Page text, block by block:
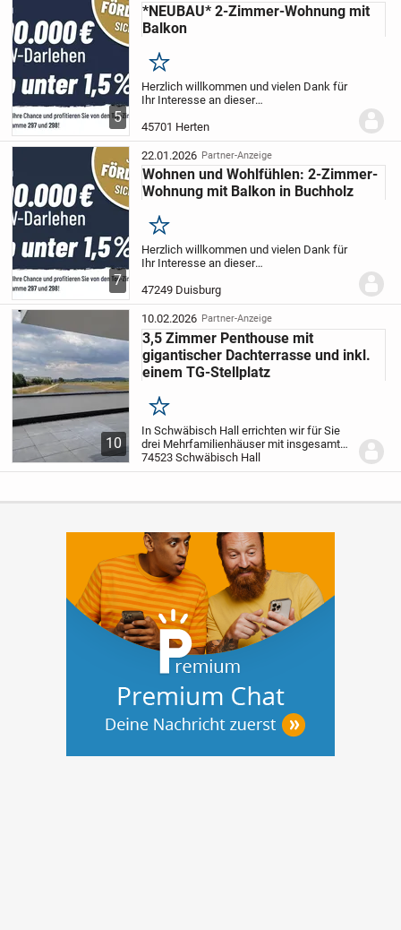
5
*NEUBAU* 2-Zimmer-Wohnung mit
Balkon
Merken
Herzlich willkommen und vielen Dank für
Ihr Interesse an dieser
Stadt Herten errichten wir für Sie zwei
Mehrfamilienhäuser mit insgesamt 23
Wohneinheiten nebst...
45701 Herten
7
22.01.2026 Partner-Anzeige
Wohnen und Wohlfühlen: 2-Zimmer-
Wohnung mit Balkon in Buchholz
Merken
Herzlich willkommen und vielen Dank für
Ihr Interesse an dieser
Stadt Duisburg Buchholz errichten wir für
Sie zwei Mehrfamilienhäuser mit
insgesamt 46 Wohneinheit...
47249 Duisburg
10
10.02.2026 Partner-Anzeige
3,5 Zimmer Penthouse mit
gigantischer Dachterrasse und inkl.
einem TG-Stellplatz
Merken
In Schwäbisch Hall errichten wir für Sie
drei Mehrfamilienhäuser mit insgesamt
24 Wohneinheiten nebst Tiefgarage.
freut uns sehr, Ihnen dieses besondere
74523 Schwäbisch Hall